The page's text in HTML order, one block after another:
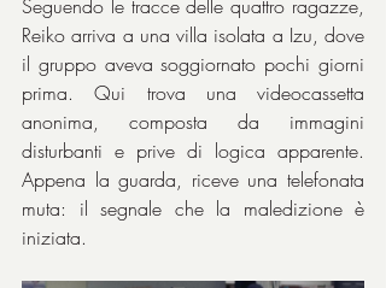
Seguendo le tracce delle quattro ragazze,
Reiko arriva a una villa isolata a Izu, dove
il gruppo aveva soggiornato pochi giorni
prima. Qui trova una videocassetta
anonima, composta da immagini
disturbanti e prive di logica apparente.
Appena la guarda, riceve una telefonata
muta: il segnale che la maledizione è
iniziata.